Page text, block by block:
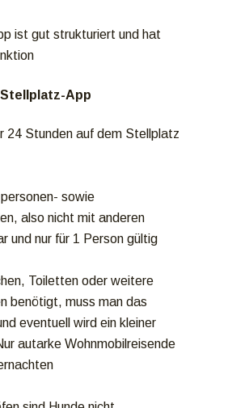
ist gut strukturiert und hat
App
24 Stunden auf dem Stellplatz
sowie
also nicht mit anderen
und nur für 1 Person gültig
Toiletten oder weitere
benötigt, muss man das
eventuell wird ein kleiner
autarke Wohnmobilreisende